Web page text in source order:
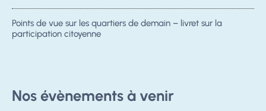
Points de vue sur les quartiers de demain – livret sur la
participation citoyenne
Nos évènements à venir